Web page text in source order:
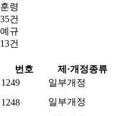
훈령
35건
예규
13건
번호
제·개정종류
1249
일부개정
1248
일부개정